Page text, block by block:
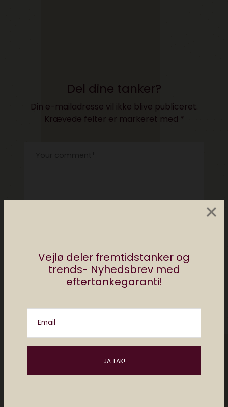
Vejlø deler fremtidstanker og
trends- Nyhedsbrev med
eftertankegaranti!
Email
×
Del dine tanker?
Din e-mailadresse vil ikke blive publiceret.
Krævede felter er markeret med *
Please enter an answer in digits: